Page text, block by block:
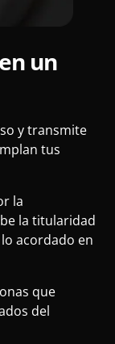
en un
y transmite
tus
la
la titularidad
acordado en
que
del